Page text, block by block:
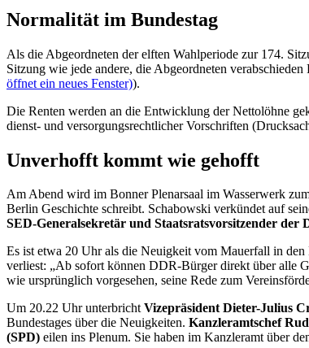
Normalität im Bundestag
Als die Abgeordneten der elften Wahlperiode zur 174.
Sitzung wie jede andere, die Abgeordneten
öffnet ein neues Fenster)).
Die Renten werden an die Entwicklung der Nettolöhne
dienst- und versorgungsrechtlicher Vorschriften
Unverhofft kommt wie gehofft
Am Abend wird im Bonner Plenarsaal im Wasserwerk
Berlin Geschichte schreibt. Schabowski verkündet auf
SED-Generalsekretär und Staatsratsvorsitzender der
Es ist etwa 20 Uhr als die Neuigkeit vom Mauerfall in den
verliest: „Ab sofort können DDR-Bürger direkt über alle
wie ursprünglich vorgesehen, seine Rede zum
Um 20.22 Uhr unterbrichtVizepräsident Dieter-Julius
Bundestages über die Neuigkeiten. Kanzleramtschef
(SPD) eilen ins Plenum. Sie haben im Kanzleramt über